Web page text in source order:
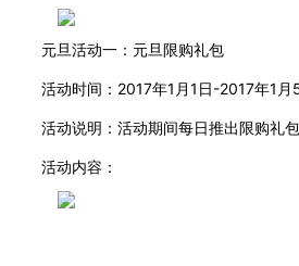
元旦活动一：元旦限购礼包
活动时间： 2017年1 月1 日-2017年1 月
活动说明：活动期间每日推出限购礼
活动内容：